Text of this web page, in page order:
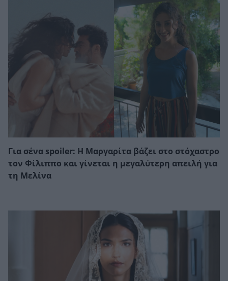
Για σένα spoiler: Η Μαργαρίτα βάζει στο στόχαστρο
τον Φίλιππο και γίνεται η μεγαλύτερη απειλή για
τη Μελίνα